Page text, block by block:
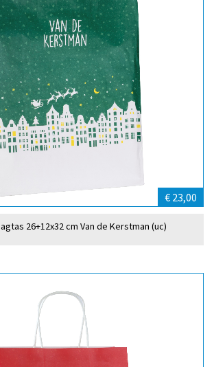
€ 23,00
26+12x32 cm Van de Kerstman (uc)